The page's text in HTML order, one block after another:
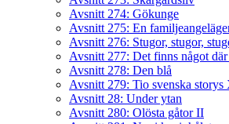
Avsnitt 274: Gökunge
Avsnitt 275: En
Avsnitt 276: Stugor, stugor,
Avsnitt 277: Det finns något
Avsnitt 278: Den blå
Avsnitt 279: Tio svenska storys
Avsnitt 28: Under ytan
Avsnitt 280: Olösta gåtor II